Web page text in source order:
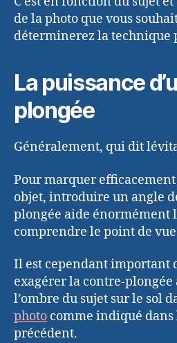
de la photo que vous
déterminerez la technique
La puissance
plongée
Généralement, qui dit
Pour marquer
objet, introduire un angle
plongée aide énormément
comprendre le point de
Il est cependant important
exagérer la contre-
l’ombre du sujet sur le sol
photo comme indiqué
précédent.